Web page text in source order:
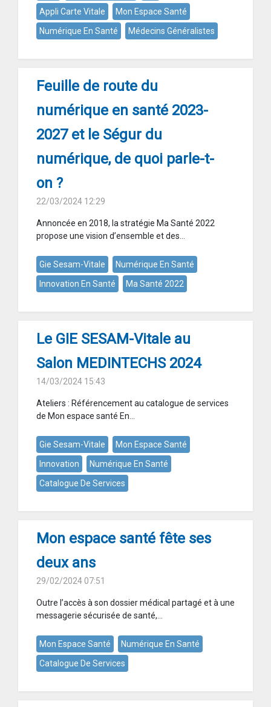
Appli Carte Vitale
Mon Espace Santé
Numérique En Santé
Médecins Généralistes
Feuille de route du
numérique en santé 2023-
2027 et le Ségur du
numérique, de quoi parle-t-
on ?
22/03/2024 12:29
Annoncée en 2018, la stratégie Ma Santé 2022
propose une vision d’ensemble et des...
Gie Sesam-Vitale
Numérique En Santé
Innovation En Santé
Ma Santé 2022
Le GIE SESAM-Vitale au
Salon MEDINTECHS 2024
14/03/2024 15:43
Ateliers : Référencement au catalogue de services
de Mon espace santé En...
Gie Sesam-Vitale
Mon Espace Santé
Innovation
Numérique En Santé
Catalogue De Services
Mon espace santé fête ses
deux ans
29/02/2024 07:51
Outre l’accès à son dossier médical partagé et à une
messagerie sécurisée de santé,...
Mon Espace Santé
Numérique En Santé
Catalogue De Services